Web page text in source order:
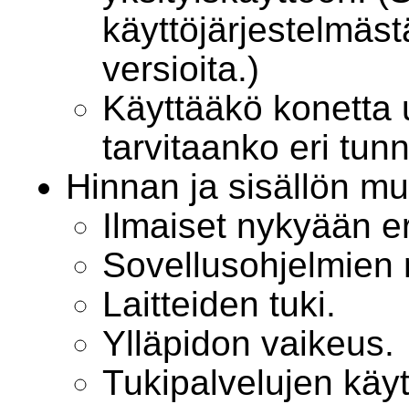
versioita.)
Käyttääkö konetta
tarvitaanko eri
Hinnan ja sisällön
Ilmaiset nykyään
Sovellusohjelmien
Laitteiden tuki.
Ylläpidon vaikeus.
Tukipalvelujen